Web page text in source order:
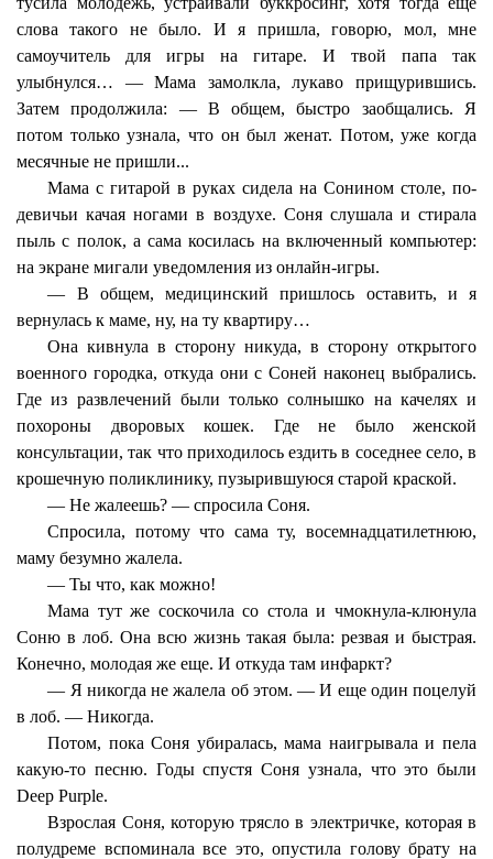
слова такого не было. И я пришла, говорю, мол, мне
самоучитель для игры на гитаре. И твой папа так
улыбнулся… — Мама замолкла, лукаво прищурившись.
Затем продолжила: — В общем, быстро заобщались. Я
потом только узнала, что он был женат. Потом, уже когда
месячные не пришли...
Мама с гитарой в руках сидела на Сонином столе, по-
девичьи качая ногами в воздухе. Соня слушала и стирала
пыль с полок, а сама косилась на включенный компьютер:
на экране мигали уведомления из онлайн-игры.
— В общем, медицинский пришлось оставить, и я
вернулась к маме, ну, на ту квартиру…
Она кивнула в сторону никуда, в сторону открытого
военного городка, откуда они с Соней наконец выбрались.
Где из развлечений были только солнышко на качелях и
похороны дворовых кошек. Где не было женской
консультации, так что приходилось ездить в соседнее село, в
крошечную поликлинику, пузырившуюся старой краской.
— Не жалеешь? — спросила Соня.
Спросила, потому что сама ту, восемнадцатилетнюю,
маму безумно жалела.
— Ты что, как можно!
Мама тут же соскочила со стола и чмокнула-клюнула
Соню в лоб. Она всю жизнь такая была: резвая и быстрая.
Конечно, молодая же еще. И откуда там инфаркт?
— Я никогда не жалела об этом. — И еще один поцелуй
в лоб. — Никогда.
Потом, пока Соня убиралась, мама наигрывала и пела
какую-то песню. Годы спустя Соня узнала, что это были
Deep Purple.
Взрослая Соня, которую трясло в электричке, которая в
полудреме вспоминала все это, опустила голову брату на